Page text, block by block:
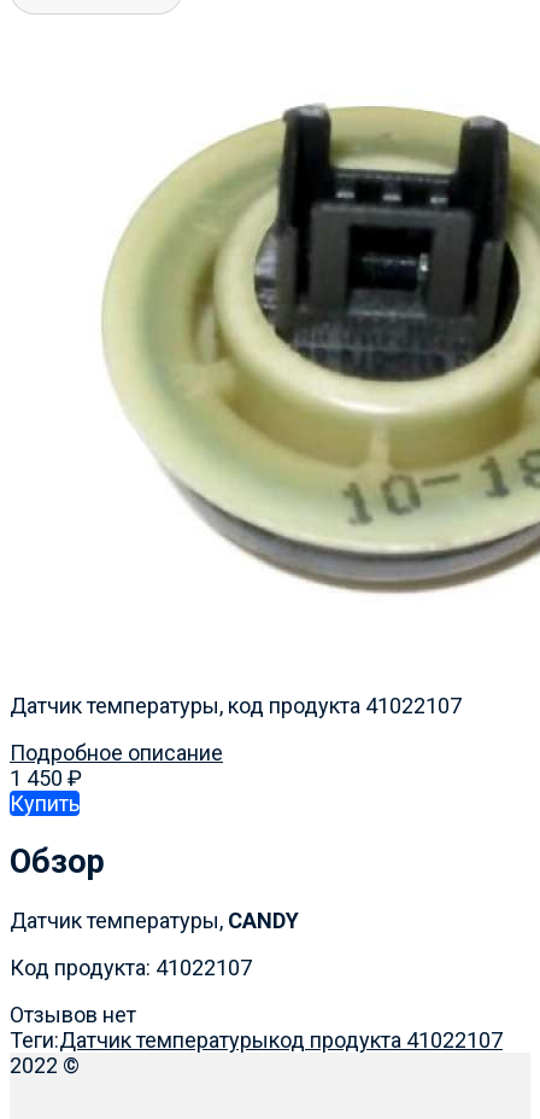
Датчик температуры, код продукта 41022107
Подробное описание
1 450 ₽
Купить
Обзор
Датчик температуры, CANDY
Код продукта: 41022107
Отзывов нет
Теги:Датчик температурыкод продукта 41022107
2022 ©